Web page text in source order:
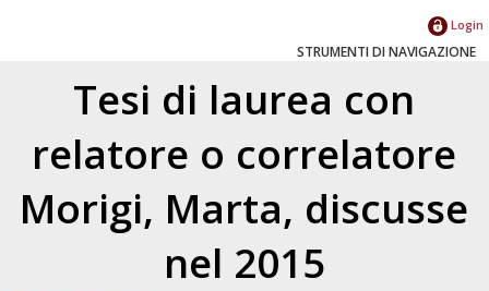
Login
STRUMENTI DI NAVIGAZIONE
Tesi di laurea con
relatore o correlatore
Morigi, Marta, discusse
nel 2015